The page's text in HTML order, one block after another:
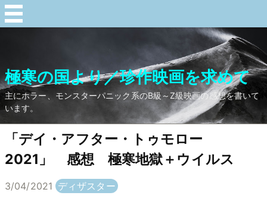
極寒の国より／珍作映画を求めて
主にホラー、モンスターパニック系のB級～Z級映画の感想を書いて
います。
「デイ・アフター・トゥモロー
2021」 感想 極寒地獄＋ウイルス
3/04/2021 ディザスター